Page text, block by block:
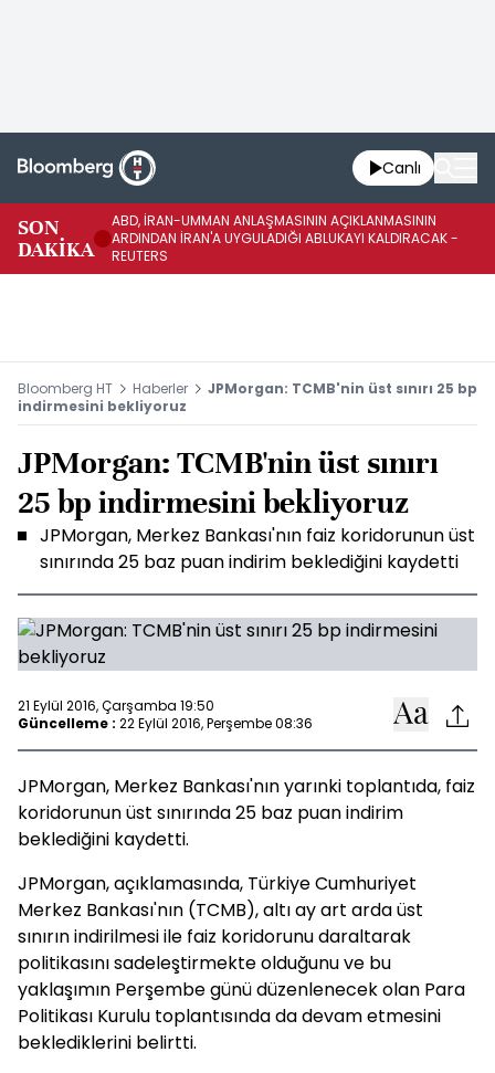
Canlı
SON
DAKİKA
ABD, İRAN-UMMAN ANLAŞMASININ AÇIKLANMASININ
ARDINDAN İRAN'A UYGULADIĞI ABLUKAYI KALDIRACAK -
REUTERS
Bloomberg HT Haberler
JPMorgan: TCMB'nin üst sınırı 25 bp
indirmesini bekliyoruz
JPMorgan: TCMB'nin üst sınırı
25 bp indirmesini bekliyoruz
JPMorgan, Merkez Bankası'nın faiz koridorunun üst
sınırında 25 baz puan indirim beklediğini kaydetti
21 Eylül 2016, Çarşamba 19:50
Güncelleme : 22 Eylül 2016, Perşembe 08:36
JPMorgan, Merkez Bankası'nın yarınki toplantıda, faiz
koridorunun üst sınırında 25 baz puan indirim
beklediğini kaydetti.
JPMorgan, açıklamasında, Türkiye Cumhuriyet
Merkez Bankası'nın (TCMB), altı ay art arda üst
sınırın indirilmesi ile faiz koridorunu daraltarak
politikasını sadeleştirmekte olduğunu ve bu
yaklaşımın Perşembe günü düzenlenecek olan Para
Politikası Kurulu toplantısında da devam etmesini
beklediklerini belirtti.